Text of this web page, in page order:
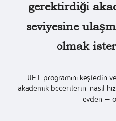
gerektirdiği
seviyesine
olmak
UFT programını keşfedin
akademik becerilerini nasıl
evden —